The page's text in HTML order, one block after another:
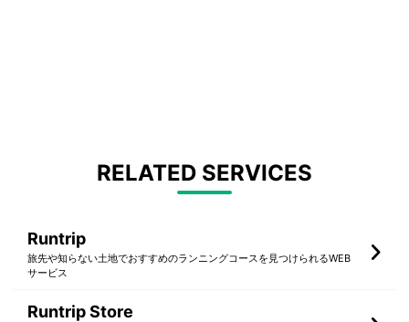
RELATED SERVICES
Runtrip
旅先や知らない土地でおすすめのランニングコースを見つけられるWEB
サービス
Runtrip Store